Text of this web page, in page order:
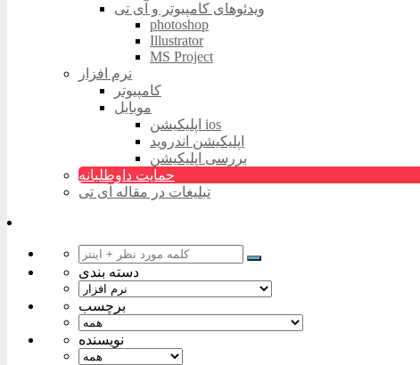
ویدئوهای کامپیوتر و آی تی
photoshop
Illustrator
MS Project
نرم افزار
کامپیوتر
موبایل
اپلیکیشن ios
اپلیکیشن اندروید
بررسی اپلیکیشن
حمایت داوطلبانه
تبلیغات در مقاله آی تی
دسته بندی
برچسب
نویسنده